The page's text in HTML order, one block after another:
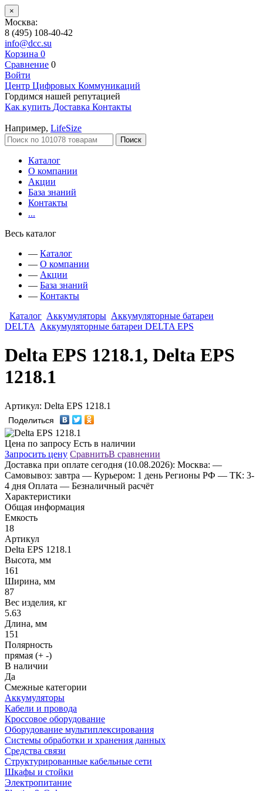
×
Москва:
8 (495) 108-40-42
info@dcc.su
Корзина 0
Сравнение 0
Войти
Центр Цифровых Коммуникаций
Гордимся нашей репутацией
Как купить Доставка Контакты
Например, LifeSize
Поиск
Каталог
О компании
Акции
База знаний
Контакты
...
Весь каталог
— Каталог
— О компании
— Акции
— База знаний
— Контакты
Каталог Аккумуляторы Аккумуляторные батареи
DELTA
Аккумуляторные батареи DELTA EPS
Delta EPS 1218.1, Delta EPS
1218.1
Артикул: Delta EPS 1218.1
Поделиться
Цена по запросу Есть в наличии
Запросить цену СравнитьВ сравнении
Доставка при оплате сегодня (10.08.2026): Москва: —
Самовывоз: завтра — Курьером: 1 день Регионы РФ — ТК: 3-
4 дня Оплата — Безналичный расчёт
Характеристики
Общая информация
Емкость
18
Артикул
Delta EPS 1218.1
Высота, мм
161
Ширина, мм
87
Вес изделия, кг
5.63
Длина, мм
151
Полярность
прямая (+ -)
В наличии
Да
Смежные категории
Аккумуляторы
Кабели и провода
Кроссовое оборудование
Оборудование мультиплексирования
Системы обработки и хранения данных
Средства связи
Структурированные кабельные сети
Шкафы и стойки
Электропитание